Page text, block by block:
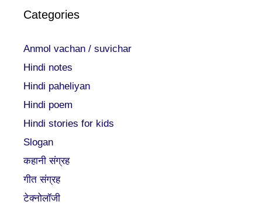
Categories
Anmol vachan / suvichar
Hindi notes
Hindi paheliyan
Hindi poem
Hindi stories for kids
Slogan
कहानी संग्रह
गीत संग्रह
टेक्नोलॉजी